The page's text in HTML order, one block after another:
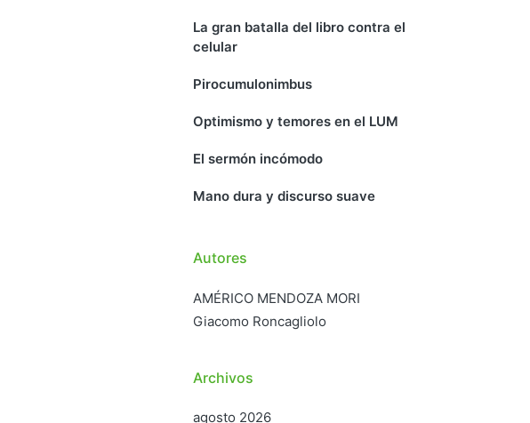
La gran batalla del libro contra el
celular
Pirocumulonimbus
Optimismo y temores en el LUM
El sermón incómodo
Mano dura y discurso suave
Autores
AMÉRICO MENDOZA MORI
Giacomo Roncagliolo
Archivos
agosto 2026